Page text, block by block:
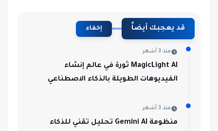
قد يعجبك أيضاً إخفاء
منذ 3 أشهر
MagicLight AI ثورة في عالم إنشاء
الفيديوهات الطويلة بالذكاء الاصطناعي
منذ 3 أشهر
منظومة Gemini AI تحليل تقني للذكاء